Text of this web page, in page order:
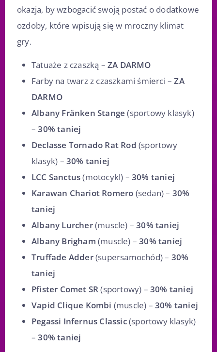
okazja, by wzbogacić swoją postać o dodatkowe
ozdoby, które wpisują się w mroczny klimat
gry.
Tatuaże z czaszką – ZA DARMO
Farby na twarz z czaszkami śmierci –ZA
DARMO
Albany Fränken Stange (sportowy klasyk)
–30% taniej
Declasse Tornado Rat Rod (sportowy
klasyk) – 30% taniej
LCC Sanctus(motocykl) –30% taniej
Karawan Chariot Romero (sedan) – 30%
taniej
Albany Lurcher(muscle) –30% taniej
Albany Brigham (muscle) –30% taniej
Truffade Adder(supersamochód) – 30%
taniej
Pfister Comet SR(sportowy) –30% taniej
Vapid Clique Kombi (muscle) –30% taniej
Pegassi Infernus Classic(sportowy klasyk)
–30% taniej